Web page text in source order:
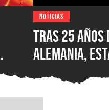
NOTICIAS
Tras 25 años
Alemania,
disponible